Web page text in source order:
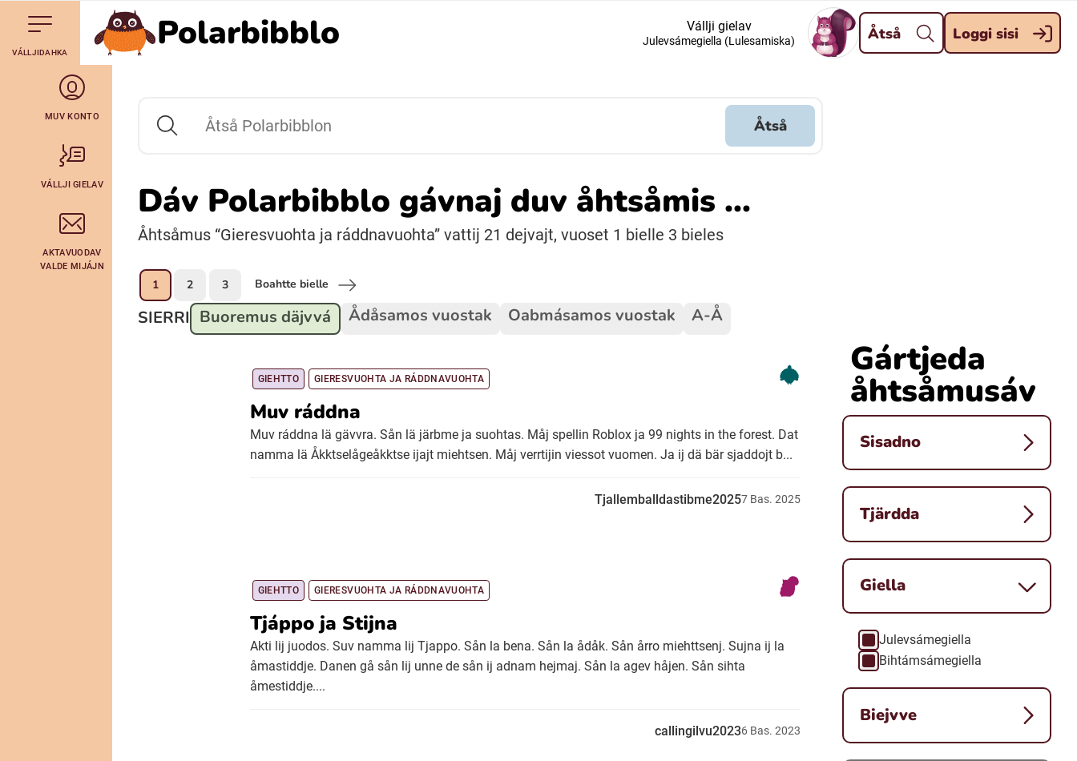
Till navigering av sidans innehåll
Till övergripande innehåll för webbplatsen Dahpa
Svenska
Davvisámegiella (Nordsamiska)
Bidumsámegiella (Pitesamiska)
Resanderomani (Romska)
Lovari (Romska)
VÁLLJIDAHKA Maná álggobällájPolarbibblo Vállji gielav
Julevsámegiella (Lulesamiska) Åtså Loggi sisi
MUV KONTO
VÁLLJI GIELAV
AKTAVUODAV
VALDE MIJÁJN
Åtså Polarbibblon
Åtså
Dáv Polarbibblo gávnaj duv åhtsåmis ...
Åhtsåmus “Gieresvuohta ja ráddnavuohta” vattij 21 dejvajt, vuoset 1 bielle 3 bieles
Gártjeda
åhtsåmusáv
Sisadno
Tjärdda
Giella
Giella
Julevsámegiella
Bihtámsámegiella
Biejvve
1 2 3 Boahtte bielle
SIERRI Buoremus däjvvá Ådåsamos vuostak Oabmásamos vuostak A-Å
GIEHTTO GIERESVUOHTA JA RÁDDNAVUOHTA
Muv ráddna
Muv ráddna lä gävvra. Sån lä järbme ja suohtas. Måj spellin Roblox ja 99 nights in the forest. Dat
namma lä Åkktselågeåkktse ijajt miehtsen. Måj verrtijin viessot vuomen. Ja ij dä bär sjaddojt b...
Tjallemballdastibme20257 Bas. 2025
GIEHTTO GIERESVUOHTA JA RÁDDNAVUOHTA
Tjáppo ja Stijna
Akti lij juodos. Suv namma lij Tjappo. Sån la bena. Sån la ådåk. Sån årro miehttsenj. Sujna ij la
åmastiddje. Danen gå sån lij unne de sån ij adnam hejmaj. Sån la agev håjen. Sån sihta
åmestiddje....
callingilvu20236 Bas. 2023